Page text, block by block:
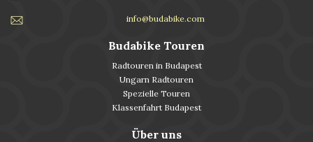
info@budabike.com
Budabike Touren
Radtouren in Budapest
Ungarn Radtouren
Spezielle Touren
Klassenfahrt Budapest
Über uns